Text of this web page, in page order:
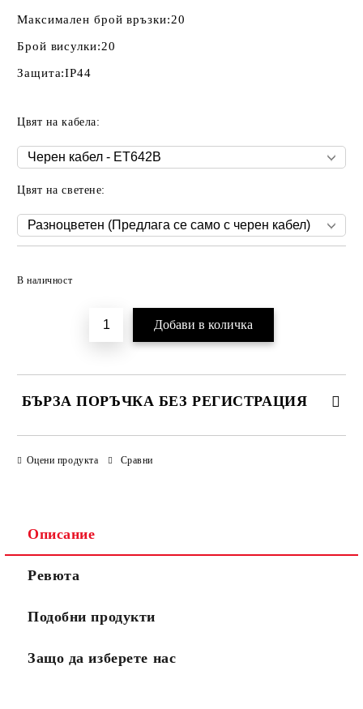
Максимален брой връзки:20
Брой висулки:20
Защита:IP44
Цвят на кабела:
Цвят на светене:
В наличност
БЪРЗА ПОРЪЧКА БЕЗ РЕГИСТРАЦИЯ
Моля, проверете дали сте изписали правилно
"Купи сега", Вие се съгласявате с
Оцени продукта Сравни
Описание
Ревюта
Подобни продукти
Защо да изберете нас